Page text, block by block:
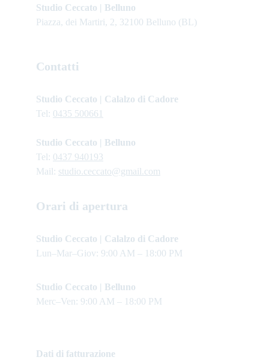
Studio Ceccato | Belluno
Piazza, dei Martiri, 2, 32100 Belluno (BL)
Contatti
Studio Ceccato | Calalzo di Cadore
Tel: 0435 500661
Studio Ceccato | Belluno
Tel: 0437 940193
Mail: studio.ceccato@gmail.com
Orari di apertura
Studio Ceccato | Calalzo di Cadore
Lun–Mar–Giov: 9:00 AM – 18:00 PM
Studio Ceccato | Belluno
Merc–Ven: 9:00 AM – 18:00 PM
Dati di fatturazione